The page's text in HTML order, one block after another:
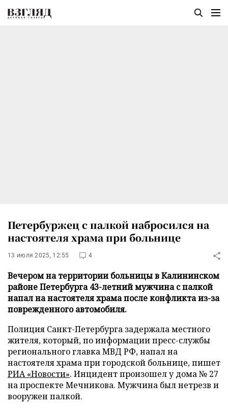
Петербуржец с палкой набросился на
настоятеля храма при больнице
13 июля 2025, 12:55 4
Вечером на территории больницы в Калининском
районе Петербурга 43-летний мужчина с палкой
напал на настоятеля храма после конфликта из-за
поврежденного автомобиля.
Полиция Санкт-Петербурга задержала местного
жителя, который, по информации пресс-службы
регионального главка МВД РФ, напал на
настоятеля храма при городской больнице, пишет
РИА «Новости». Инцидент произошел у дома № 27
на проспекте Мечникова. Мужчина был нетрезв и
вооружен палкой.